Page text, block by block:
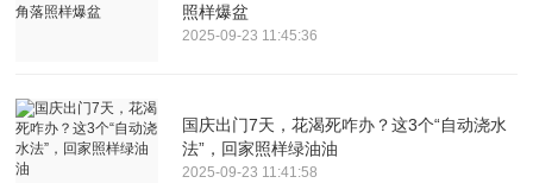
照样爆盆
2025-09-23 11:45:36
国庆出门7天，花渴死咋办？这3个“自动浇水
法”，回家照样绿油油
2025-09-23 11:41:58